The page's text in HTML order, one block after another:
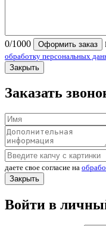
0/1000 Оформить заказ
обработку персональных
Закрыть
Заказать
даете свое согласие на
Закрыть
Войти в